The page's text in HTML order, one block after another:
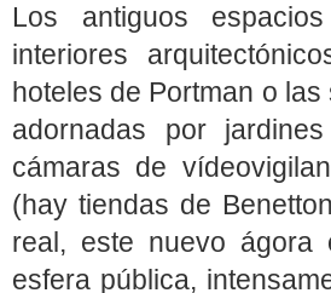
Los antiguos
interiores
hoteles de Portman o
adornadas por
cámaras de
(hay tiendas de
real, este nuevo ágora
esfera pública,